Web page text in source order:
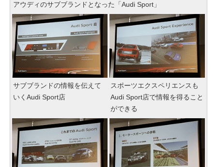
アウディのサブブランドとなった「Audi Sport」
サブブランドの情報を伝えて
いくAudi Sport店
スポーツエクスペリエンスも
Audi Sport店で情報を得ること
ができる